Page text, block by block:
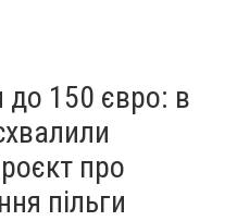
до 150 євро: в
про
пільги